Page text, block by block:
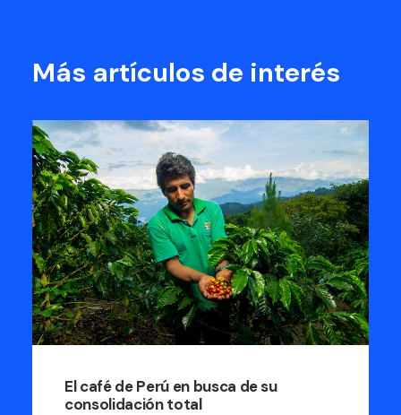
Más artículos de interés
El café de Perú en busca de su
consolidación total